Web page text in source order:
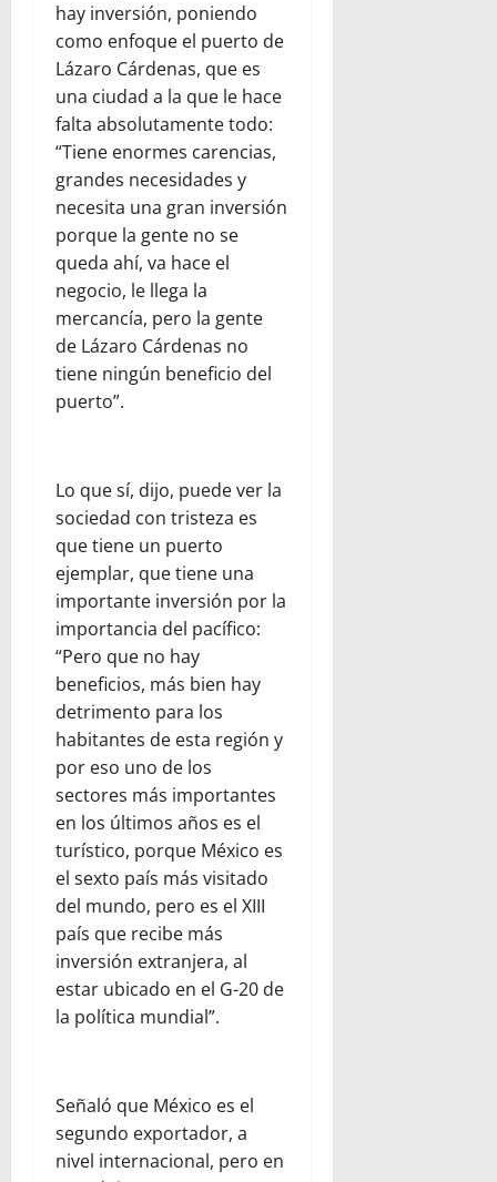
hay inversión, poniendo
como enfoque el puerto de
Lázaro Cárdenas, que es
una ciudad a la que le hace
falta absolutamente todo:
“Tiene enormes carencias,
grandes necesidades y
necesita una gran inversión
porque la gente no se
queda ahí, va hace el
negocio, le llega la
mercancía, pero la gente
de Lázaro Cárdenas no
tiene ningún beneficio del
puerto”.
Lo que sí, dijo, puede ver la
sociedad con tristeza es
que tiene un puerto
ejemplar, que tiene una
importante inversión por la
importancia del pacífico:
“Pero que no hay
beneficios, más bien hay
detrimento para los
habitantes de esta región y
por eso uno de los
sectores más importantes
en los últimos años es el
turístico, porque México es
el sexto país más visitado
del mundo, pero es el XIII
país que recibe más
inversión extranjera, al
estar ubicado en el G-20 de
la política mundial”.
Señaló que México es el
segundo exportador, a
nivel internacional, pero en